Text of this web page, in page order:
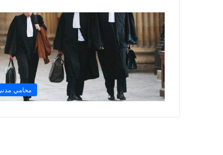
محامي